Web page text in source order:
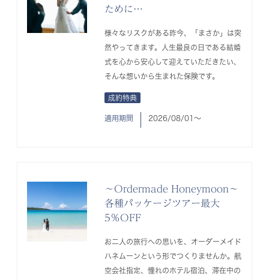
ために…
様々なリスクがある昨今、「まさか」は突
然やってきます。人生最良の日である結婚
式を心から安心して迎えていただきたい、
そんな想いから生まれた保険です。
成約特典
適用期間 2026/08/01〜
～Ordermade Honeymoon～
各種パッケージツアー最大
5％OFF
お二人の旅行への思いを、オーダーメイド
ハネムーンという形でつくりませんか。航
空会社指定、憧れのホテル宿泊、滞在中の